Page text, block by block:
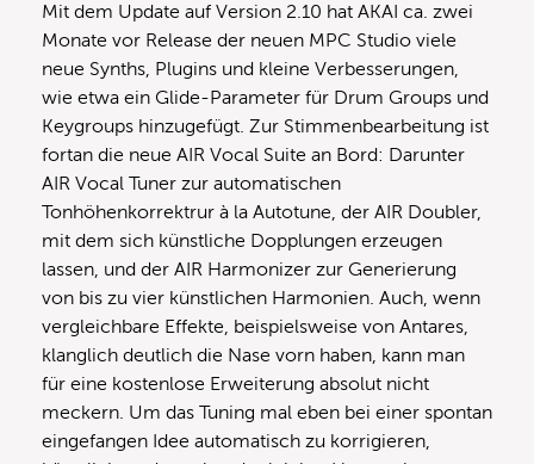
Mit dem Update auf Version 2.10 hat AKAI ca. zwei
Monate vor Release der neuen MPC Studio viele
neue Synths, Plugins und kleine Verbesserungen,
wie etwa ein Glide-Parameter für Drum Groups und
Keygroups hinzugefügt. Zur Stimmenbearbeitung ist
fortan die neue AIR Vocal Suite an Bord: Darunter
AIR Vocal Tuner zur automatischen
Tonhöhenkorrektrur à la Autotune, der AIR Doubler,
mit dem sich künstliche Dopplungen erzeugen
lassen, und der AIR Harmonizer zur Generierung
von bis zu vier künstlichen Harmonien. Auch, wenn
vergleichbare Effekte, beispielsweise von Antares,
klanglich deutlich die Nase vorn haben, kann man
für eine kostenlose Erweiterung absolut nicht
meckern. Um das Tuning mal eben bei einer spontan
eingefangen Idee automatisch zu korrigieren,